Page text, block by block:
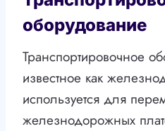
оборудование
Транспортировочное
известное как
используется для
железнодорожных